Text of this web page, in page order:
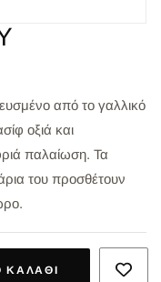
από το γαλλικό
οξιά και
παλαίωση. Τα
του προσθέτουν
ΚΑΛΆΘΙ